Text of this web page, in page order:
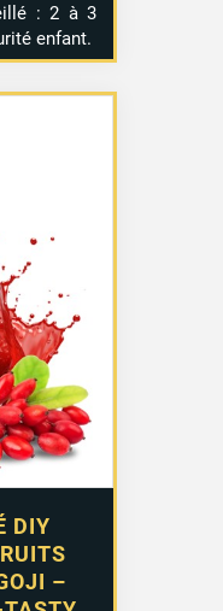
: 2 à 3
enfant.
DIY
–